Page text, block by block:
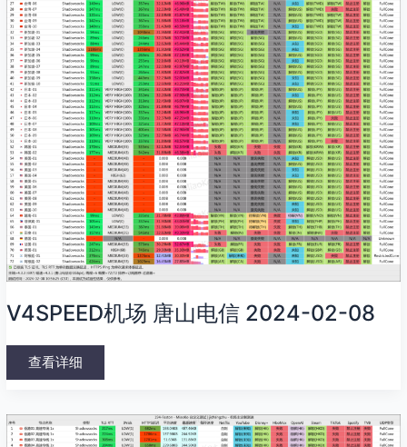
V4SPEED机场 唐山电信 2024-02-08
查看详细
Faston
机